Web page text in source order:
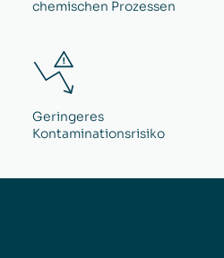
chemischen Prozessen
Geringeres
Kontaminationsrisiko